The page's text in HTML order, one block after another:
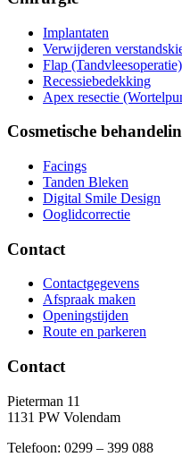
Implantaten
Verwijderen
Flap (Tandvleesoperatie)
Recessiebedekking
Apex resectie
Cosmetische
Facings
Tanden Bleken
Digital Smile Design
Ooglidcorrectie
Contact
Contactgegevens
Afspraak maken
Openingstijden
Route en parkeren
Contact
Pieterman 11
1131 PW Volendam
Telefoon: 0299 – 399 088